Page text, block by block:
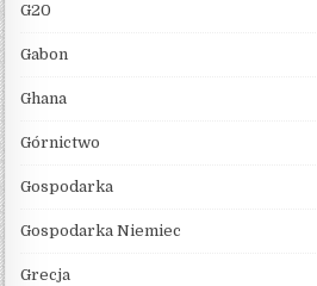
G20
Gabon
Ghana
Górnictwo
Gospodarka
Gospodarka Niemiec
Grecja